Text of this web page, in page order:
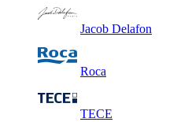
Jacob Delafon
Roca
TECE